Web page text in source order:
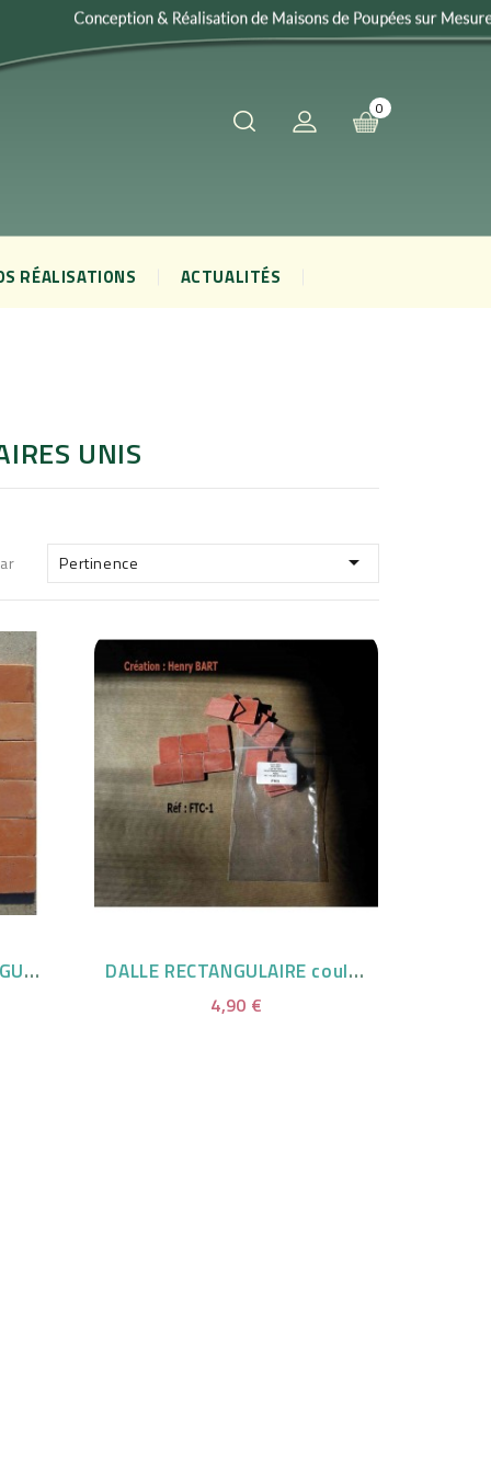
0
RÉALISATIONS ACTUALITÉS
UNIS
Pertinence 
PETIT CARREAU RECTANGULAIRE couleur... DALLE RECTANGULAIRE couleur TERRE CUITE
4,90 €